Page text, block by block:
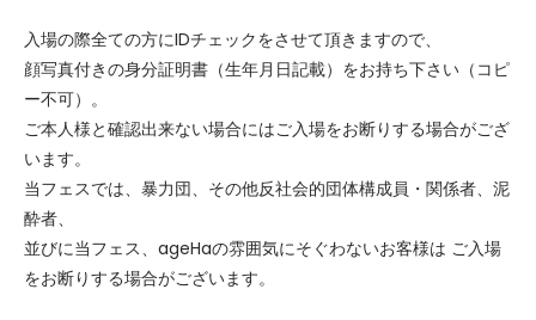
入場の際全ての方にIDチェックをさせて頂きますので、
顔写真付きの身分証明書（生年月日記載）をお持ち下さい（コピ
ー不可）。
ご本人様と確認出来ない場合にはご入場をお断りする場合がござ
います。
当フェスでは、暴力団、その他反社会的団体構成員・関係者、泥
酔者、
並びに当フェス、ageHaの雰囲気にそぐわないお客様は ご入場
をお断りする場合がございます。